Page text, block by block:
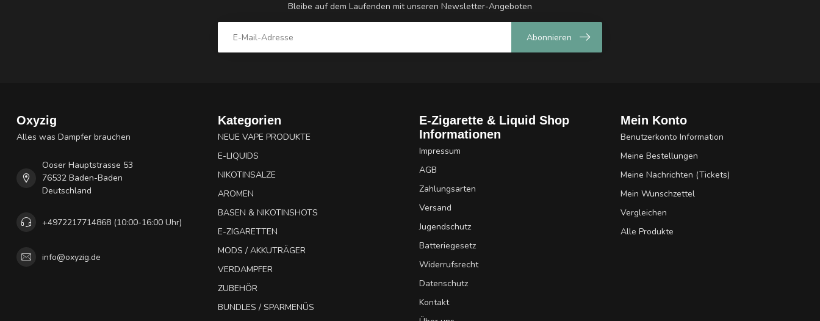
Bleibe auf dem Laufenden mit unseren Newsletter-Angeboten
Abonnieren
Oxyzig
Alles was Dampfer brauchen
Ooser Hauptstrasse 53
76532 Baden-Baden
Deutschland
+4972217714868 (10:00-16:00 Uhr)
info@oxyzig.de
Kategorien
NEUE VAPE PRODUKTE
E-LIQUIDS
NIKOTINSALZE
AROMEN
BASEN & NIKOTINSHOTS
E-ZIGARETTEN
MODS / AKKUTRÄGER
VERDAMPFER
ZUBEHÖR
BUNDLES / SPARMENÜS
E-Zigarette & Liquid Shop
Informationen
Impressum
AGB
Zahlungsarten
Versand
Jugendschutz
Batteriegesetz
Widerrufsrecht
Datenschutz
Kontakt
Mein Konto
Benutzerkonto Information
Meine Bestellungen
Meine Nachrichten (Tickets)
Mein Wunschzettel
Vergleichen
Alle Produkte